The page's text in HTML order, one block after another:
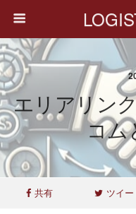
エリアリン
コム
共有 ツイー